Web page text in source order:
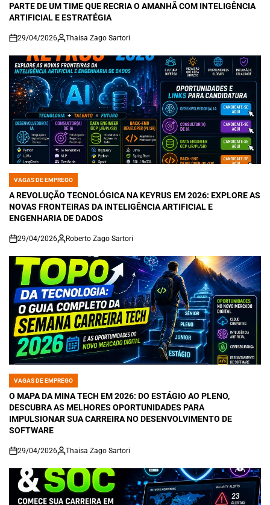
PARTE DE UM TIME QUE RECRIA O AMANHÃ COM INTELIGÊNCIA
ARTIFICIAL E ESTRATÉGIA
on
29/04/2026 Thaisa Zago Sartori
POSTED
IN
VAGAS DE EMPREGO
A REVOLUÇÃO TECNOLÓGICA NA KEYRUS EM 2026: EXPLORE AS
NOVAS FRONTEIRAS DA INTELIGÊNCIA ARTIFICIAL E
ENGENHARIA DE DADOS
on
29/04/2026 Roberto Zago Sartori
POSTED
IN
VAGAS DE EMPREGO
O MAPA DA MINA TECH EM 2026: DO ESTÁGIO AO PLENO,
DESCUBRA AS MELHORES OPORTUNIDADES PARA
IMPULSIONAR SUA CARREIRA NO DESENVOLVIMENTO DE
SOFTWARE
on
29/04/2026 Thaisa Zago Sartori